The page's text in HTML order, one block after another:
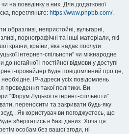
на поведінку в них. Для додаткової
перегляньте: https://www.phpbb.com/.
образливі, непристойні, вульгарні,
порнографічні та інші матеріали, які
країни, країни, яка надає послуги
інтернет-спільноти” чи міжнародне
до негайної і постійної відмови у доступі
провайдер буде повідомлений про це,
IP-адреси усіх повідомлень
проведення такої політики. Ви
“Форум Луцької інтернет-спільноти”
переносити та закривати будь-яку
. Як користувач ви погоджуєтесь, що
зберігатись в базі даних. Хоча ця
особам без вашої згоди, ні